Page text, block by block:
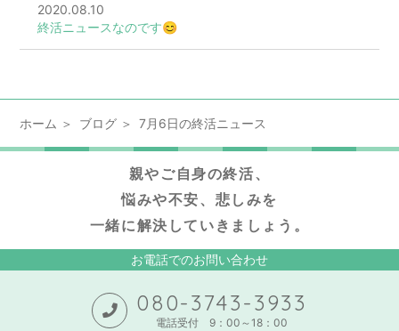
2020.08.10
終活ニュースなのです😊
ホーム ブログ 7月6日の終活ニュース
親やご自身の終活、
悩みや不安、悲しみを
一緒に解決していきましょう。
お電話でのお問い合わせ
080-3743-3933
電話受付 9：00～18：00